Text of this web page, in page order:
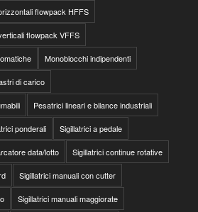
flowpack HFFS
flowpack VFFS
Monoblocchi indipendenti
di carico
Pesatrici lineari e bilance industriali
ponderali Sigillatrici a pedale
data/lotto Sigillatrici continue rotative
Sigillatrici manuali con cutter
Sigillatrici manuali maggiorate